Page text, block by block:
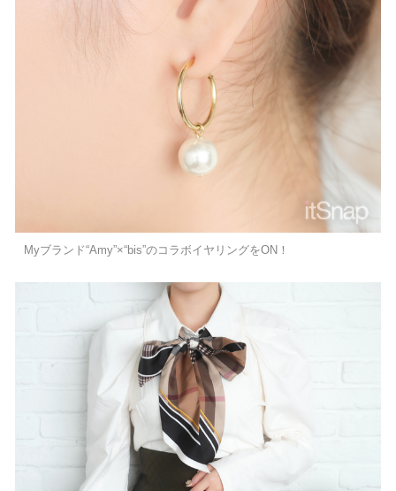
Myブランド“Amy”×“bis”のコラボイヤリングをON！